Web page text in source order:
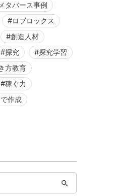
タバース事例
ロブロックス
創造人材
探究
探究学習
方教育
稼ぐ力
作成